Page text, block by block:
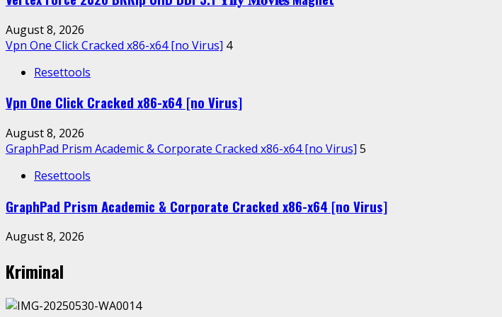
August 8, 2026
Vpn One Click Cracked x86-x64 [no Virus] 4
Resettools
Vpn One Click Cracked x86-x64 [no Virus]
August 8, 2026
GraphPad Prism Academic & Corporate Cracked x86-x64 [no Virus] 5
Resettools
GraphPad Prism Academic & Corporate Cracked x86-x64 [no Virus]
August 8, 2026
Kriminal